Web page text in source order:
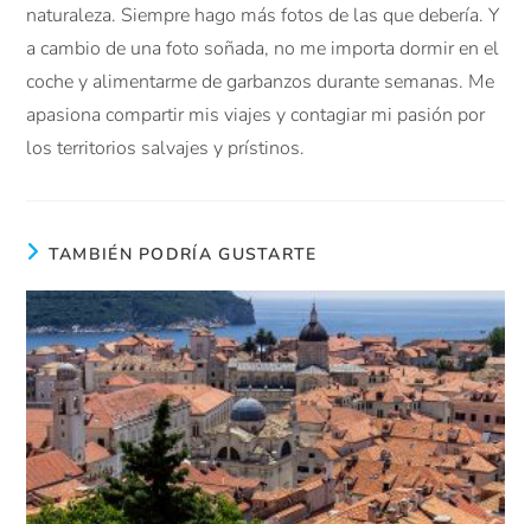
naturaleza. Siempre hago más fotos de las que debería. Y
a cambio de una foto soñada, no me importa dormir en el
coche y alimentarme de garbanzos durante semanas. Me
apasiona compartir mis viajes y contagiar mi pasión por
los territorios salvajes y prístinos.
TAMBIÉN PODRÍA GUSTARTE